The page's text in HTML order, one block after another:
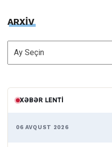
ARXİV
ARXİV
XƏBƏR LENTI
06 AVQUST 2026